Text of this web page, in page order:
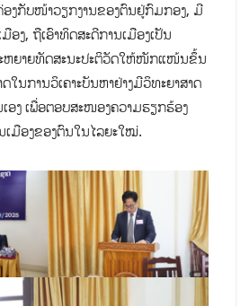
ງກັບໜ້າວຽກງານຂອງຕົນຢູ່ກົມກອງ, ມີ
ງ, ຖືເອົາທິດສະດີການເມືອງເປັນ
ຫຍາຍທັດສະນະປະຕິວັດໃຫ້ໜັກແໜ້ນຂຶ້ນ
ໃນການວິເຄາະບັນຫາຢ່າງມີວິທະຍາສາດ
ງ ເພື່ອຕອບສະໜອງຄວາມຮຽກຮ້ອງ
ມືອງຂອງຕົນໃນໄລຍະໃໝ່.